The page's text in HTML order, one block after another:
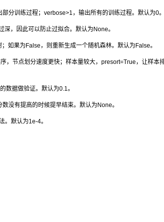
分训练过程；verbose>1，输出所有的训练过程。默认为0。
，因此可以防止过拟合。默认为None。
如果为False，则重新生成一个随机森林。默认为False。
，节点划分速度更快；样本量较大，presort=True，让样本
数据做验证。默认为0.1。
没有提高的时候提早结束。默认为None。
。默认为1e-4。